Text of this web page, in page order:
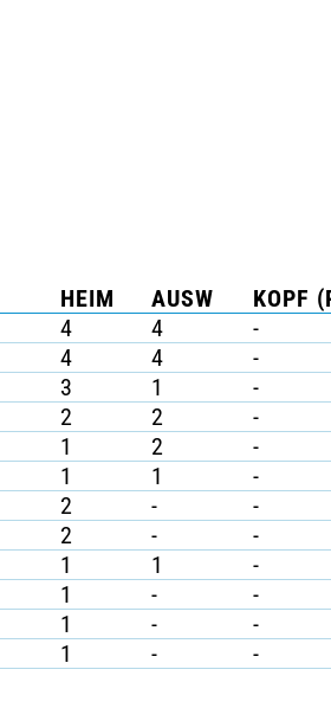
HEIM AUSW
KOPF
4 4
-
4 4
-
3 1
-
2 2
-
1 2
-
1 1
-
2 -
-
2 -
-
1 1
-
1 -
-
1 -
-
1 - -